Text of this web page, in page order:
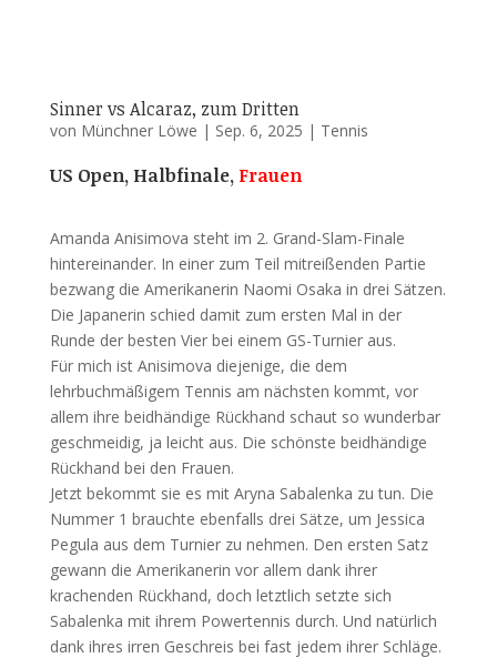
Sinner vs Alcaraz, zum Dritten
von Münchner Löwe | Sep. 6, 2025 | Tennis
US Open, Halbfinale,Frauen
Amanda Anisimova steht im 2. Grand-Slam-Finale
hintereinander. In einer zum Teil mitreißenden Partie
bezwang die Amerikanerin Naomi Osaka in drei Sätzen.
Die Japanerin schied damit zum ersten Mal in der
Runde der besten Vier bei einem GS-Turnier aus.
Für mich ist Anisimova diejenige, die dem
lehrbuchmäßigem Tennis am nächsten kommt, vor
allem ihre beidhändige Rückhand schaut so wunderbar
geschmeidig, ja leicht aus. Die schönste beidhändige
Rückhand bei den Frauen.
Jetzt bekommt sie es mit Aryna Sabalenka zu tun. Die
Nummer 1 brauchte ebenfalls drei Sätze, um Jessica
Pegula aus dem Turnier zu nehmen. Den ersten Satz
gewann die Amerikanerin vor allem dank ihrer
krachenden Rückhand, doch letztlich setzte sich
Sabalenka mit ihrem Powertennis durch. Und natürlich
dank ihres irren Geschreis bei fast jedem ihrer Schläge.